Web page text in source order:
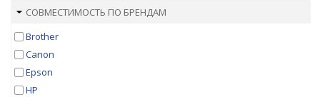
СОВМЕСТИМОСТЬ ПО БРЕНДАМ
Brother
Canon
Epson
HP